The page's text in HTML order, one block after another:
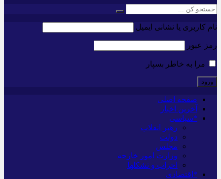
نام کاربری یا نشانی ایمیل
رمز عبور
مرا به خاطر بسپار
صفحه اصلی
آخرین اخبار
*سیاسی
رهبر انقلاب
دولت
مجلس
وزارت امور خارجه
احزاب و تشکلها
*اقتصادی